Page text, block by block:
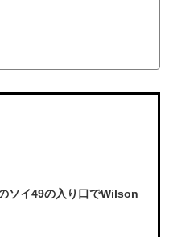
ソイ49の入り口でWilson